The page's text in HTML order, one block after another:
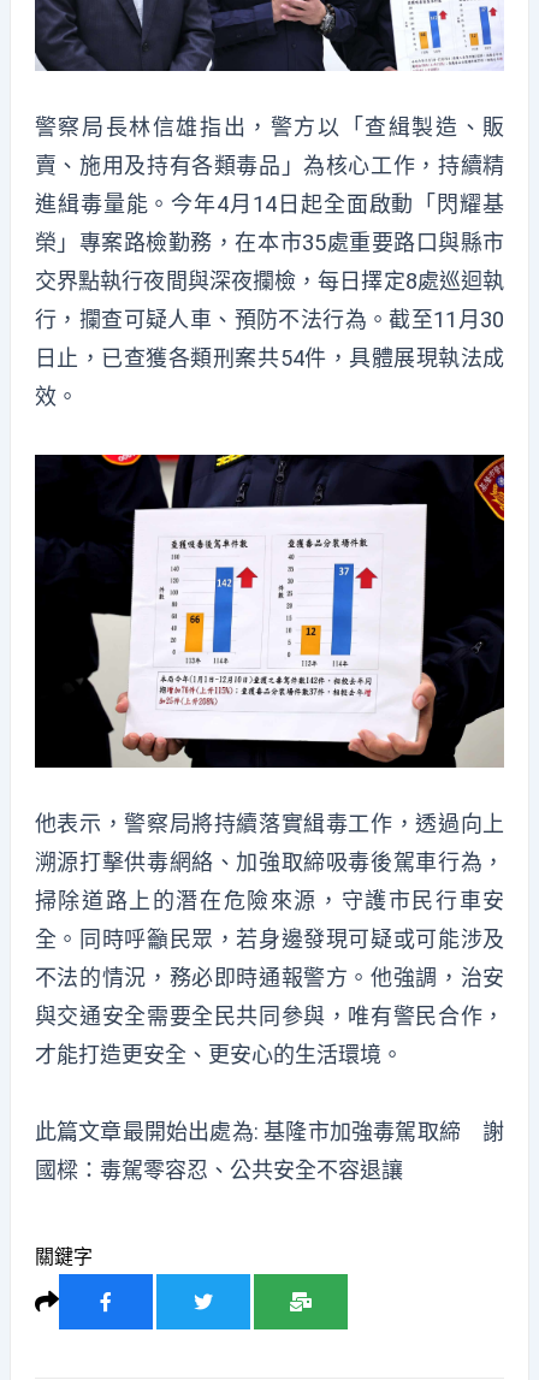
警察局長林信雄指出，警方以「查緝製造、販
賣、施用及持有各類毒品」為核心工作，持續精
進緝毒量能。今年4月14日起全面啟動「閃耀基
榮」專案路檢勤務，在本市35處重要路口與縣市
交界點執行夜間與深夜攔檢，每日擇定8處巡迴執
行，攔查可疑人車、預防不法行為。截至11月30
日止，已查獲各類刑案共54件，具體展現執法成
效。
他表示，警察局將持續落實緝毒工作，透過向上
溯源打擊供毒網絡、加強取締吸毒後駕車行為，
掃除道路上的潛在危險來源，守護市民行車安
全。同時呼籲民眾，若身邊發現可疑或可能涉及
不法的情況，務必即時通報警方。他強調，治安
與交通安全需要全民共同參與，唯有警民合作，
才能打造更安全、更安心的生活環境。
此篇文章最開始出處為:基隆市加強毒駕取締 謝
國樑：毒駕零容忍、公共安全不容退讓
關鍵字